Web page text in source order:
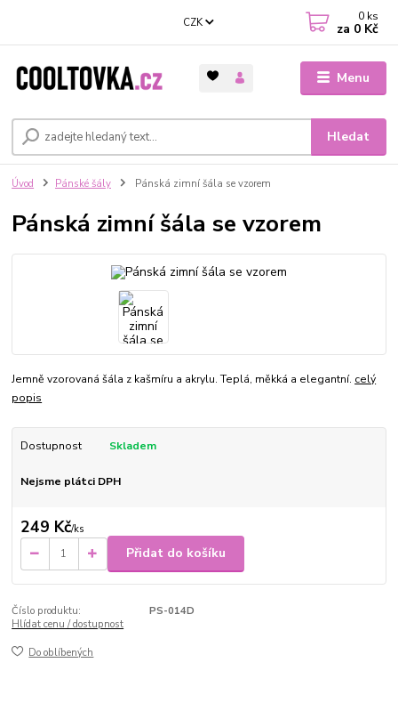
Menu
CZK
Hledat
0 ks
za 0 Kč
Úvod Pánské šály Pánská zimní šála se vzorem
Pánská zimní šála se vzorem
Jemně vzorovaná šála z kašmíru a akrylu. Teplá, měkká a elegantní. celý
popis
Dostupnost Skladem
Nejsme plátci DPH
249 Kč/ks
Přidat do košíku
Číslo produktu:
PS-014D
Hlídat cenu / dostupnost
Do oblíbených